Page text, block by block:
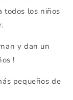
todos los niños
y dan un
!
pequeños de